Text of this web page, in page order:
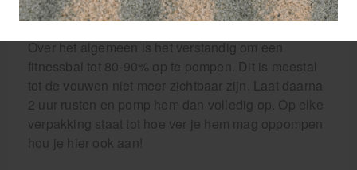
Over het algemeen is het verstandig om een
fitnessbal tot 80-90% op te pompen. Dit is meestal
tot de vouwen niet meer zichtbaar zijn. Laat daarna
2 uur rusten en pomp hem dan volledig op. Op elke
verpakking staat tot hoe ver je hem mag oppompen
hou je hier ook aan!